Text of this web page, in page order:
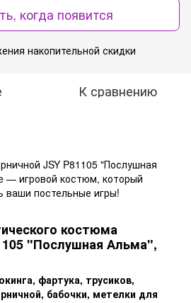
когда появится
накопительной скидки
К сравнению
JSY P81105 "Послушная
— игровой костюм, который
ваши постельные игры!
костюма
"Послушная Альма",
фартука, трусиков,
бабочки, метелки для